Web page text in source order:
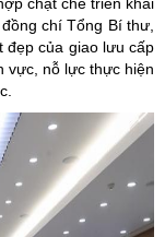
chí Tổng Bí thư,
đẹp của giao lưu cấp
vực, nỗ lực thực hiện